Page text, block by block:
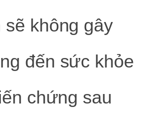
sẽ không gây
đến sức khỏe
chứng sau